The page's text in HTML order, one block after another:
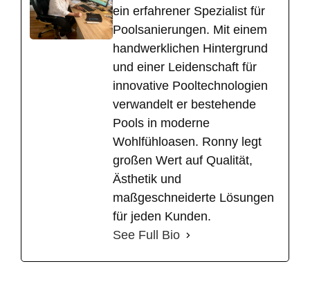
ein erfahrener Spezialist für
Poolsanierungen. Mit einem
handwerklichen Hintergrund
und einer Leidenschaft für
innovative Pooltechnologien
verwandelt er bestehende
Pools in moderne
Wohlfühloasen. Ronny legt
großen Wert auf Qualität,
Ästhetik und
maßgeschneiderte Lösungen
für jeden Kunden.
See Full Bio